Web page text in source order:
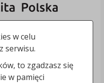
w celu
serwisu.
to zgadzasz się
w pamięci